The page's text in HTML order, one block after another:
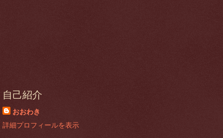
自己紹介
おおわき
詳細プロフィールを表示